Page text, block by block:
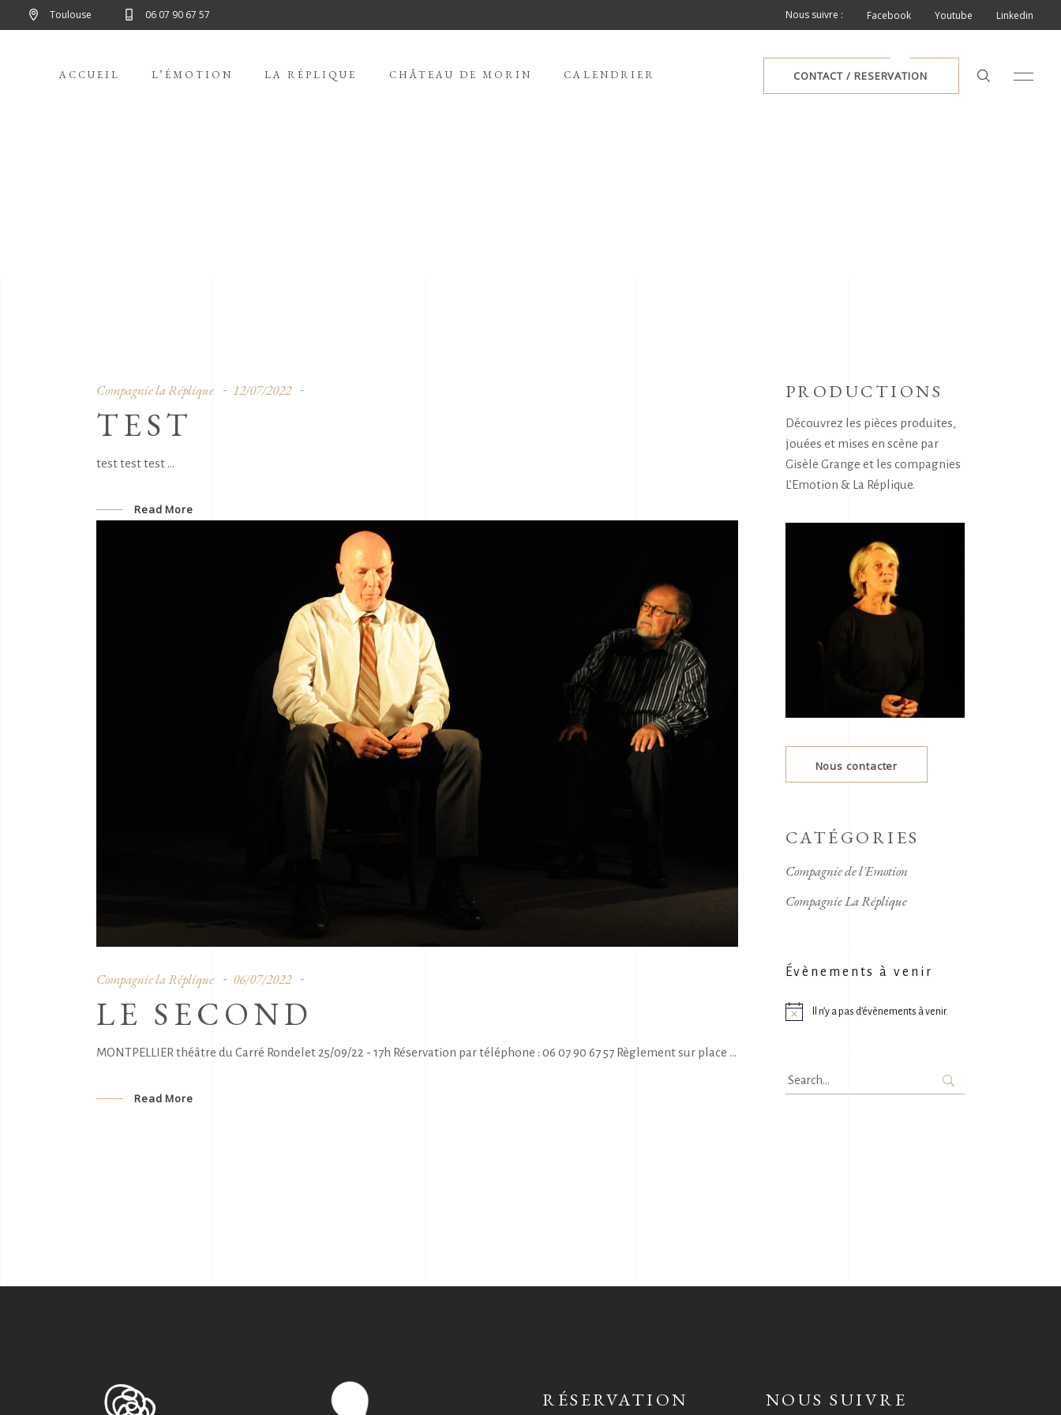
Toulouse 06 07 90 67 57 Nous suivre : Facebook Youtube Linkedin
ACCUEIL L’ÉMOTION LA RÉPLIQUE CHÂTEAU DE MORIN CALENDRIER CONTACT / RESERVATION
Compagnie la Réplique 12/07/2022
TEST
test test test
Read More
Compagnie la Réplique 06/07/2022
LE SECOND
MONTPELLIER théâtre du Carré Rondelet 25/09/22 - 17h Réservation par téléphone : 06 07 90 67 57 Règlement sur place
Read More
PRODUCTIONS
Découvrez les pièces produites,
jouées et mises en scène par
Gisèle Grange et les compagnies
L’Emotion & La Réplique.
Nous contacter
CATÉGORIES
Compagnie de l'Emotion
Compagnie La Réplique
Évènements à venir
Notice
Il n’y a pas d’évènements à venir.
Search
for:
RÉSERVATION NOUS SUIVRE